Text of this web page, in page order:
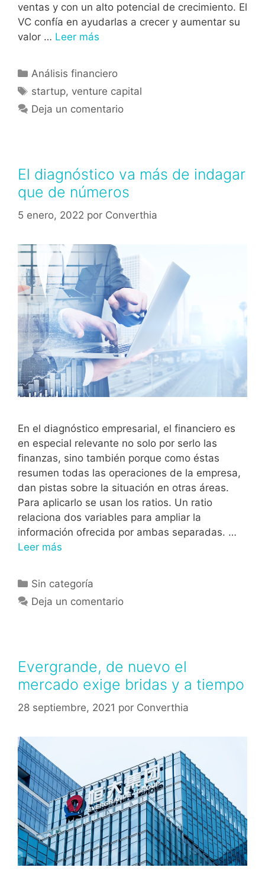
ventas y con un alto potencial de crecimiento. El
VC confía en ayudarlas a crecer y aumentar su
valor … Leer más
Análisis financiero
startup, venture capital
Deja un comentario
El diagnóstico va más de indagar
que de números
5 enero, 2022 por Converthia
En el diagnóstico empresarial, el financiero es
en especial relevante no solo por serlo las
finanzas, sino también porque como éstas
resumen todas las operaciones de la empresa,
dan pistas sobre la situación en otras áreas.
Para aplicarlo se usan los ratios. Un ratio
relaciona dos variables para ampliar la
información ofrecida por ambas separadas. …
Leer más
Sin categoría
Deja un comentario
Evergrande, de nuevo el
mercado exige bridas y a tiempo
28 septiembre, 2021 por Converthia